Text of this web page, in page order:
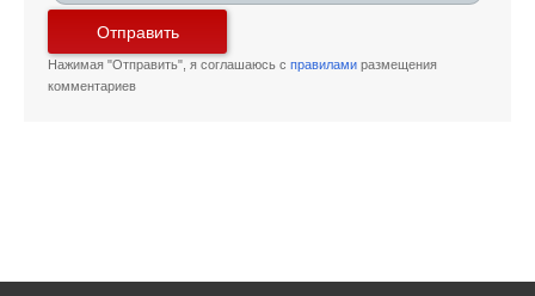
Отправить
Нажимая "Отправить", я соглашаюсь с правилами размещения
комментариев